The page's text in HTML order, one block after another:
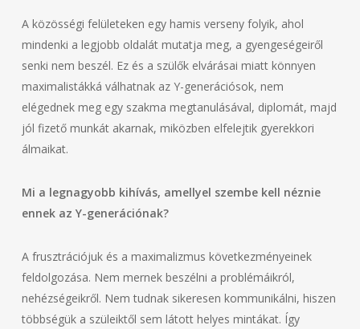
A közösségi felületeken egy hamis verseny folyik, ahol
mindenki a legjobb oldalát mutatja meg, a gyengeségeiről
senki nem beszél. Ez és a szülők elvárásai miatt könnyen
maximalistákká válhatnak az Y-generációsok, nem
elégednek meg egy szakma megtanulásával, diplomát, majd
jól fizető munkát akarnak, miközben elfelejtik gyerekkori
álmaikat.
Mi a legnagyobb kihívás, amellyel szembe kell néznie
ennek az Y-generációnak?
A frusztrációjuk és a maximalizmus következményeinek
feldolgozása. Nem mernek beszélni a problémáikról,
nehézségeikről. Nem tudnak sikeresen kommunikálni, hiszen
többségük a szüleiktől sem látott helyes mintákat. Így